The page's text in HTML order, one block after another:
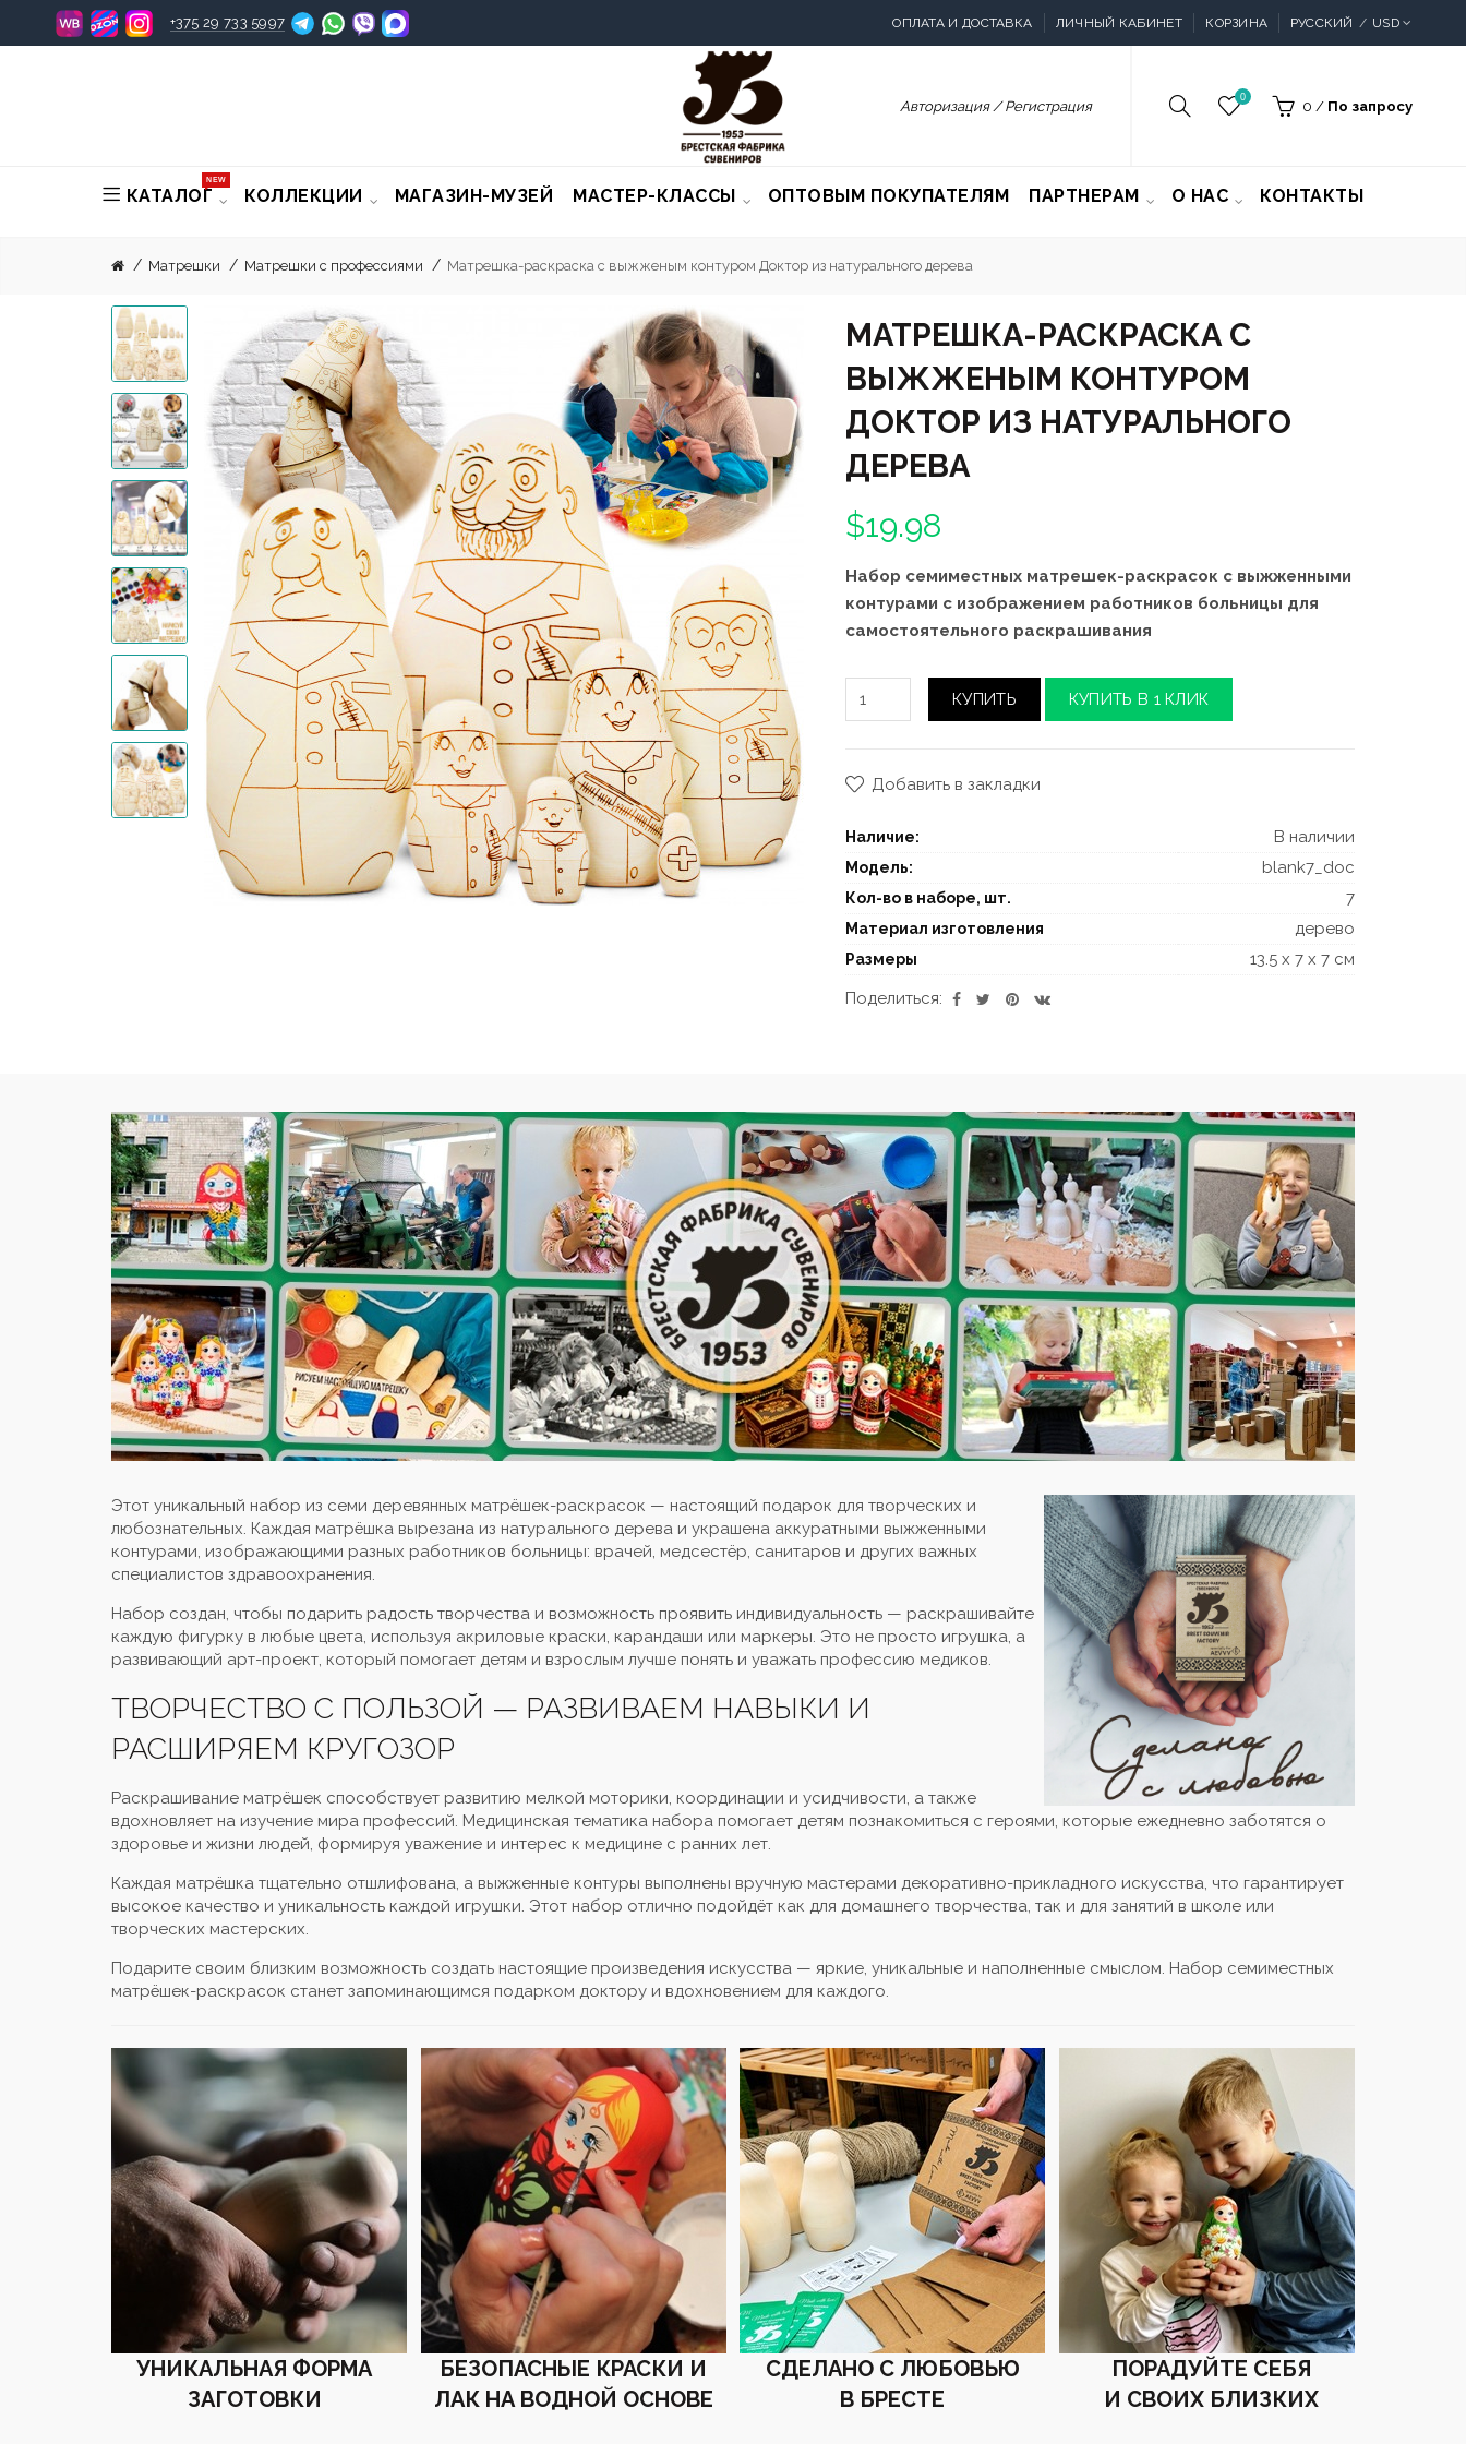
+375 29 733 5997 ОПЛАТА И ДОСТАВКА ЛИЧНЫЙ КАБИНЕТ КОРЗИНА РУССКИЙ USD
Авторизация / Регистрация
0
0 / По запросу
КАТАЛОГ
NEW
КОЛЛЕКЦИИ МАГАЗИН-МУЗЕЙ МАСТЕР-КЛАССЫ ОПТОВЫМ ПОКУПАТЕЛЯМ ПАРТНЕРАМ О НАС КОНТАКТЫ
Матрешки Матрешки с профессиями Матрешка-раскраска с выжженым контуром Доктор из натурального дерева
МАТРЕШКА-РАСКРАСКА С
ВЫЖЖЕНЫМ КОНТУРОМ
ДОКТОР ИЗ НАТУРАЛЬНОГО
ДЕРЕВА
$19.98
Набор семиместных матрешек-раскрасок с выжженными
контурами с изображением работников больницы для
самостоятельного раскрашивания
КУПИТЬ КУПИТЬ В 1 КЛИК
Добавить в закладки
Наличие: В наличии
Модель: blank7_doc
Кол-во в наборе, шт. 7
Материал изготовления дерево
Размеры
13.5 x 7 x 7 см
Поделиться:
Этот уникальный набор из семи деревянных матрёшек-раскрасок — настоящий подарок для творческих и
любознательных. Каждая матрёшка вырезана из натурального дерева и украшена аккуратными выжженными
контурами, изображающими разных работников больницы: врачей, медсестёр, санитаров и других важных
специалистов здравоохранения.
Набор создан, чтобы подарить радость творчества и возможность проявить индивидуальность — раскрашивайте
каждую фигурку в любые цвета, используя акриловые краски, карандаши или маркеры. Это не просто игрушка, а
развивающий арт-проект, который помогает детям и взрослым лучше понять и уважать профессию медиков.
ТВОРЧЕСТВО С ПОЛЬЗОЙ — РАЗВИВАЕМ НАВЫКИ И
РАСШИРЯЕМ КРУГОЗОР
Раскрашивание матрёшек способствует развитию мелкой моторики, координации и усидчивости, а также
вдохновляет на изучение мира профессий. Медицинская тематика набора помогает детям познакомиться с героями, которые ежедневно заботятся о
здоровье и жизни людей, формируя уважение и интерес к медицине с ранних лет.
Каждая матрёшка тщательно отшлифована, а выжженные контуры выполнены вручную мастерами декоративно-прикладного искусства, что гарантирует
высокое качество и уникальность каждой игрушки. Этот набор отлично подойдёт как для домашнего творчества, так и для занятий в школе или
творческих мастерских.
Подарите своим близким возможность создать настоящие произведения искусства — яркие, уникальные и наполненные смыслом. Набор семиместных
матрёшек-раскрасок станет запоминающимся подарком доктору и вдохновением для каждого.
УНИКАЛЬНАЯ ФОРМА
ЗАГОТОВКИ
БЕЗОПАСНЫЕ КРАСКИ И
ЛАК НА ВОДНОЙ ОСНОВЕ
СДЕЛАНО С ЛЮБОВЬЮ
В БРЕСТЕ
ПОРАДУЙТЕ СЕБЯ
И СВОИХ БЛИЗКИХ